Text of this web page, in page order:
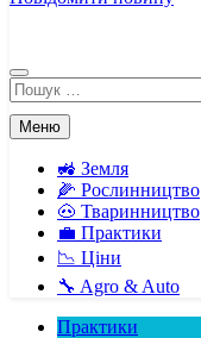
Пошук:
Меню
🚜 Земля
🌽 Рослинництво
🐽 Тваринництво
💼 Практики
📉 Ціни
🔧 Agro & Auto
Практики